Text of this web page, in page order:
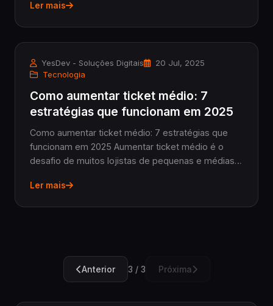
para sobreviver num mercado cada vez mais
Ler mais
YesDev - Soluções Digitais
20 Jul, 2025
Tecnologia
Como aumentar ticket médio: 7
estratégias que funcionam em 2025
Como aumentar ticket médio: 7 estratégias que
funcionam em 2025 Aumentar ticket médio é o
desafio de muitos lojistas de pequenas e médias
crescer sem necessariamente aumentar o número
Ler mais
Anterior 3 / 3 Próxima